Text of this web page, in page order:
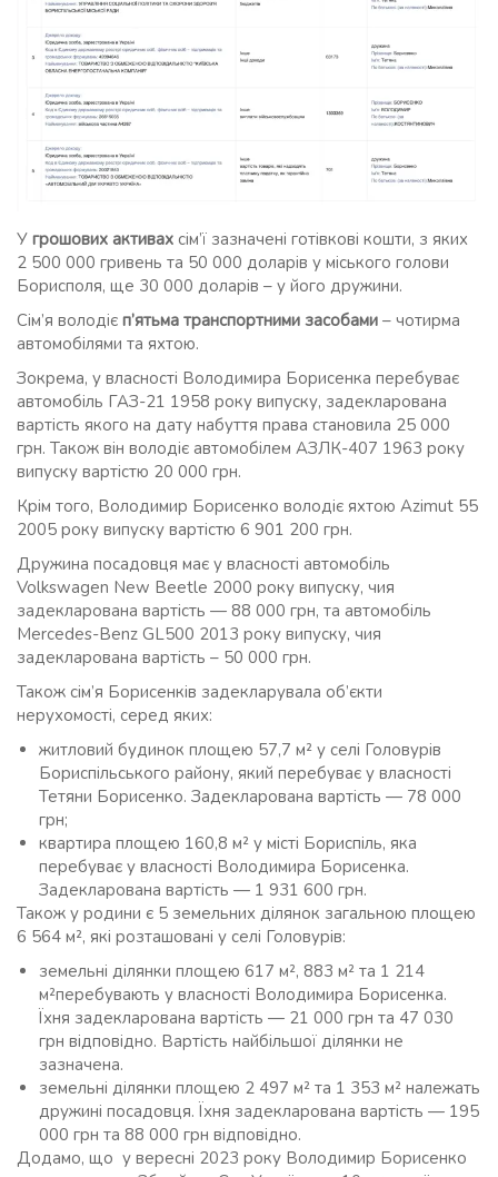
У грошових активах сім’ї зазначені готівкові кошти, з яких
2 500 000 гривень та 50 000 доларів у міського голови
Борисполя, ще 30 000 доларів – у його дружини.
Сім’я володіє п’ятьма транспортними засобами – чотирма
автомобілями та яхтою.
Зокрема, у власності Володимира Борисенка перебуває
автомобіль ГАЗ-21 1958 року випуску, задекларована
вартість якого на дату набуття права становила 25 000
грн. Також він володіє автомобілем АЗЛК-407 1963 року
випуску вартістю 20 000 грн.
Крім того, Володимир Борисенко володіє яхтою Azimut 55
2005 року випуску вартістю 6 901 200 грн.
Дружина посадовця має у власності автомобіль
Volkswagen New Beetle 2000 року випуску, чия
задекларована вартість — 88 000 грн, та автомобіль
Mercedes-Benz GL500 2013 року випуску, чия
задекларована вартість – 50 000 грн.
Також сім’я Борисенків задекларувала об’єкти
нерухомості, серед яких:
житловий будинок площею 57,7 м² у селі Головурів
Бориспільського району, який перебуває у власності
Тетяни Борисенко. Задекларована вартість — 78 000
грн;
квартира площею 160,8 м² у місті Бориспіль, яка
перебуває у власності Володимира Борисенка.
Задекларована вартість — 1 931 600 грн.
Також у родини є 5 земельних ділянок загальною площею
6 564 м², які розташовані у селі Головурів:
земельні ділянки площею 617 м², 883 м² та 1 214
м²перебувають у власності Володимира Борисенка.
Їхня задекларована вартість — 21 000 грн та 47 030
грн відповідно. Вартість найбільшої ділянки не
зазначена.
земельні ділянки площею 2 497 м² та 1 353 м² належать
дружині посадовця. Їхня задекларована вартість — 195
000 грн та 88 000 грн відповідно.
Додамо, що у вересні 2023 року Володимир Борисенко